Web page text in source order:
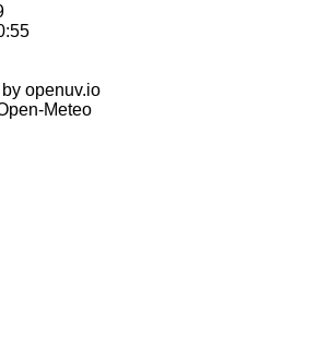
openuv.io
Meteo